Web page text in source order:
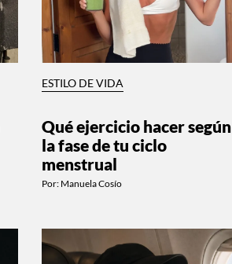
ESTILO DE VIDA
Qué ejercicio hacer según
la fase de tu ciclo
menstrual
Por: Manuela Cosío